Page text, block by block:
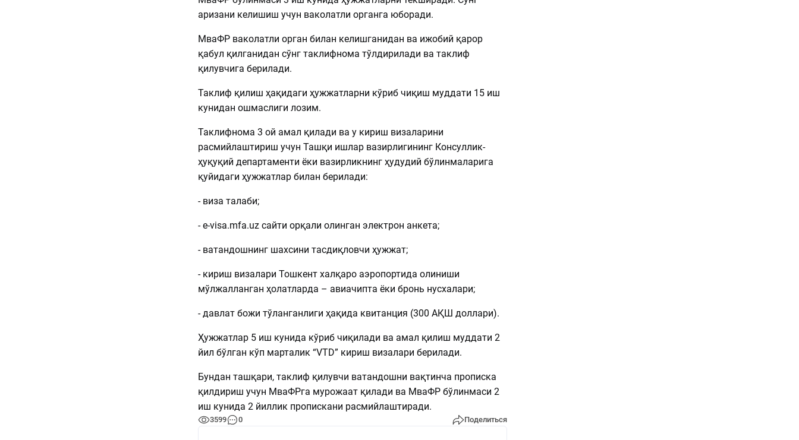
аризани келишиш учун ваколатли органга юборади.
МваФР ваколатли орган билан келишганидан ва ижобий қарор
қабул қилганидан сўнг таклифнома тўлдирилади ва таклиф
қилувчига берилади.
Таклиф қилиш ҳақидаги ҳужжатларни кўриб чиқиш муддати 15 иш
кунидан ошмаслиги лозим.
Таклифнома 3 ой амал қилади ва у кириш визаларини
расмийлаштириш учун Ташқи ишлар вазирлигининг Консуллик-
ҳуқуқий департаменти ёки вазирликнинг ҳудудий бўлинмаларига
қуйидаги ҳужжатлар билан берилади:
- виза талаби;
- e-visa.mfa.uz сайти орқали олинган электрон анкета;
- ватандошнинг шахсини тасдиқловчи ҳужжат;
- кириш визалари Тошкент халқаро аэропортида олиниши
мўлжалланган ҳолатларда – авиачипта ёки бронь нусхалари;
- давлат божи тўланганлиги ҳақида квитанция (300 АҚШ доллари).
Ҳужжатлар 5 иш кунида кўриб чиқилади ва амал қилиш муддати 2
йил бўлган кўп марталик “VTD” кириш визалари берилади.
Бундан ташқари, таклиф қилувчи ватандошни вақтинча прописка
қилдириш учун МваФРга мурожаат қилади ва МваФР бўлинмаси 2
иш кунида 2 йиллик пропискани расмийлаштиради.
3599 0 Поделиться